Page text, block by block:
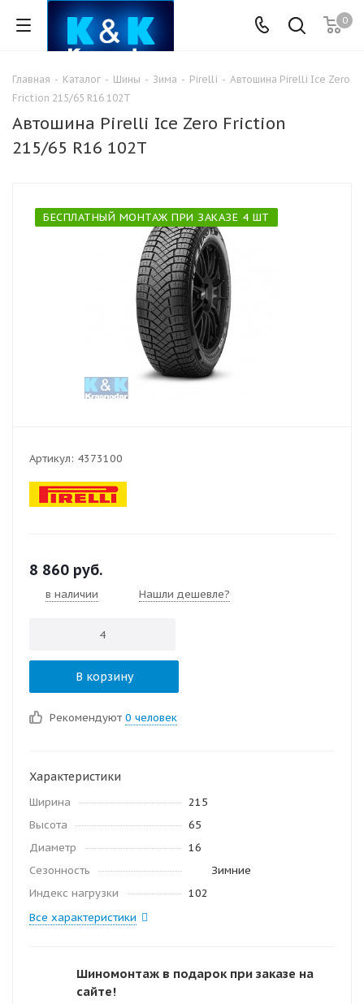
0
Главная - Каталог - Шины - Зима - Pirelli - Автошина Pirelli Ice Zero
Friction 215/65 R16 102T
Автошина Pirelli Ice Zero Friction
215/65 R16 102T
БЕСПЛАТНЫЙ МОНТАЖ ПРИ ЗАКАЗЕ 4 ШТ
Артикул: 4373100
8 860 руб.
в наличии Нашли дешевле?
В корзину
Рекомендуют 0 человек
Характеристики
Ширина
215
Высота
65
Диаметр
16
Сезонность
Зимние
Индекс нагрузки
102
Все характеристики
Шиномонтаж в подарок при заказе на
сайте!